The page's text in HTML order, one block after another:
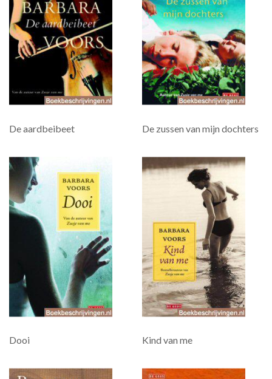
De aardbeibeet De zussen van mijn dochters
Dooi Kind van me